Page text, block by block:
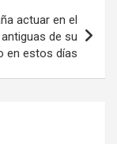
actuar en el
de su
en estos días